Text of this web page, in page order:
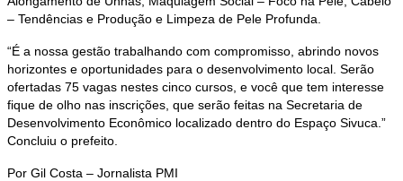
– Tendências e Produção e Limpeza de Pele Profunda.
“É a nossa gestão trabalhando com compromisso, abrindo novos
horizontes e oportunidades para o desenvolvimento local. Serão
ofertadas 75 vagas nestes cinco cursos, e você que tem interesse
fique de olho nas inscrições, que serão feitas na Secretaria de
Desenvolvimento Econômico localizado dentro do Espaço Sivuca.”
Concluiu o prefeito.
Por Gil Costa – Jornalista PMI